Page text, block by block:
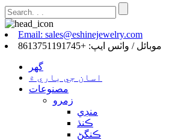
Email: sales@eshinejewelry.com
موبائل / واٽس ايپ: +8613751191745
گهر
اسان جي باري ۾
مصنوعات
زمرو
منڊي
ڪنڌ
ڪنگڻ